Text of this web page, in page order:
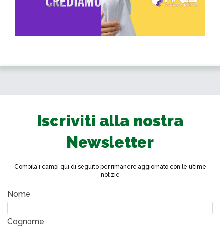
Iscriviti alla nostra
Newsletter
Compila i campi qui di seguito per rimanere aggiornato con le ultime
notizie
Nome
Cognome